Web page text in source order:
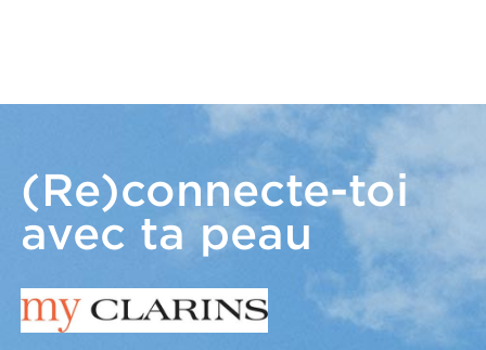
(Re)connecte-toi
avec ta peau